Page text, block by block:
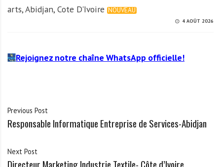
arts, Abidjan, Cote D'Ivoire NOUVEAU
4 AOÛT 2026
Rejoignez notre chaîne WhatsApp officielle!
Previous Post
Responsable Informatique Entreprise de Services-Abidjan
Next Post